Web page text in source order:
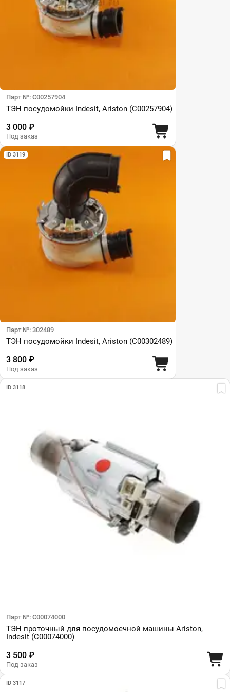
Парт №: C00257904
ТЭН посудомойки Indesit, Ariston (C00257904)
3 000 ₽
Под заказ
ID 3119
Парт №: 302489
ТЭН посудомойки Indesit, Ariston (C00302489)
3 800 ₽
Под заказ
ID 3118
Парт №: C00074000
ТЭН проточный для посудомоечной машины Ariston,
Indesit (C00074000)
3 500 ₽
Под заказ
ID 3117